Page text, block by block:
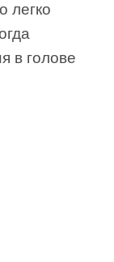
легко
в голове